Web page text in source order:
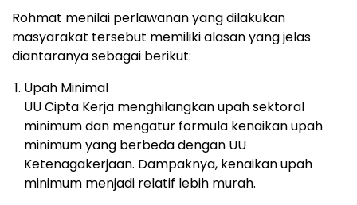
Rohmat menilai perlawanan yang dilakukan
masyarakat tersebut memiliki alasan yang jelas
diantaranya sebagai berikut:
Upah Minimal
UU Cipta Kerja menghilangkan upah sektoral
minimum dan mengatur formula kenaikan upah
minimum yang berbeda dengan UU
Ketenagakerjaan. Dampaknya, kenaikan upah
minimum menjadi relatif lebih murah.